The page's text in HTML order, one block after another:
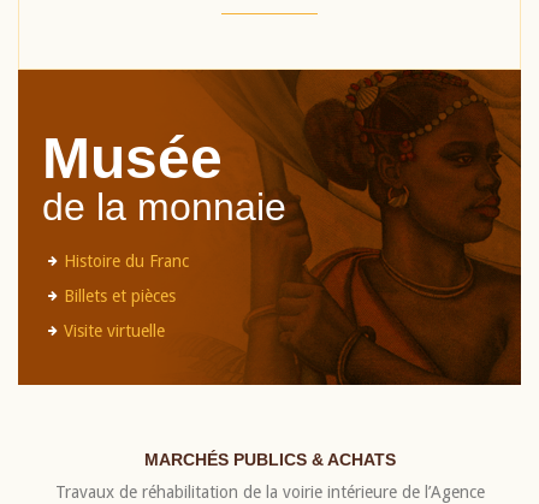
Musée
de la monnaie
Histoire du Franc
Billets et pièces
Visite virtuelle
MARCHÉS PUBLICS & ACHATS
Travaux de réhabilitation de la voirie intérieure de l’Agence